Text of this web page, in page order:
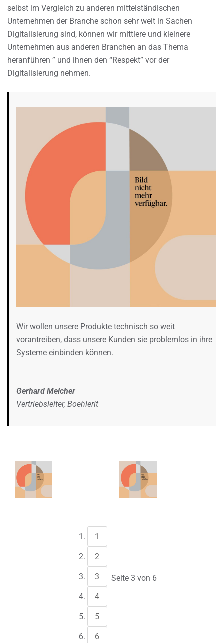
selbst im Vergleich zu anderen mittelständischen
Unternehmen der Branche schon sehr weit in Sachen
Digitalisierung sind, können wir mittlere und kleinere
Unternehmen aus anderen Branchen an das Thema
heranführen ” und ihnen den “Respekt” vor der
Digitalisierung nehmen.
Wir wollen unsere Produkte technisch so weit
vorantreiben, dass unsere Kunden sie problemlos in ihre
Systeme einbinden können.
Gerhard Melcher
Vertriebsleiter, Boehlerit
1
2
3
4
5
6
Seite 3 von 6